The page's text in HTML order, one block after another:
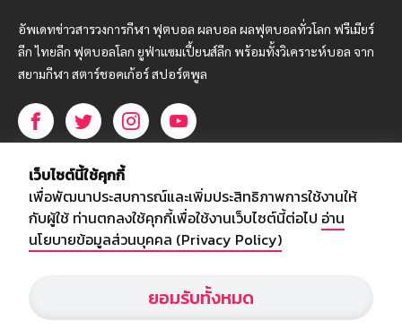
อัพเดทข่าวสารวงการกีฬา ฟุตบอล ผลบอล ผลฟุตบอลทั่วโลก ฟรีเมียร์
ลีก ไทยลีก ฟุตบอลโลก ยูฟ่าแซมเปี้ยนส์ลีก พร้อมทั้งวิเคราะห์บอล จาก
สยามกีฬา สตาร์ชอคเก้อร์ สปอร์ตพูล
บริษัท สยามสปอร์ต ซินติเคท จำกัด (มหาชน)
เลขที่ 66/26 - 29 ซอยรามอินทรา 40
ถนนรามอินทรา แขวงนวลจันทร์
เขตบึงกุ่ม กรุงเทพฯ 10230
webmaster@siamsport.co.th
เว็บไซต์ : www.siamsport.co.th
เว็บไซต์นี้ใช้คุกกี้
เพื่อพัฒนาประสบการณ์และเพิ่มประสิทธิภาพการใช้งานให้
กับผู้ใช้ ท่านตกลงใช้คุกกี้เพื่อใช้งานเว็บไซต์นี้ต่อไป อ่าน
นโยบายข้อมูลส่วนบุคคล (Privacy Policy)
ยอมรับทั้งหมด